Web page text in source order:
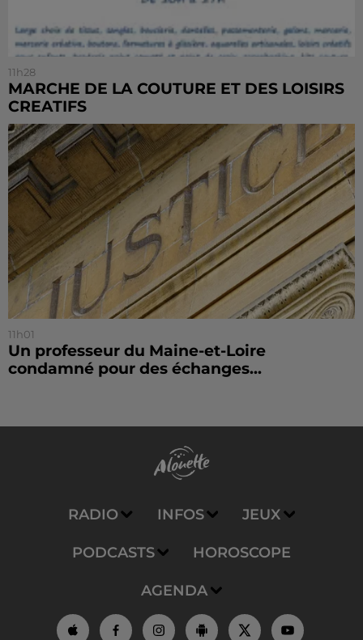
11h28
MARCHE DE LA COUTURE ET DES LOISIRS
CREATIFS
11h01
Un professeur du Maine-et-Loire
condamné pour des échanges...
RADIO INFOS JEUX
PODCASTS HOROSCOPE
AGENDA